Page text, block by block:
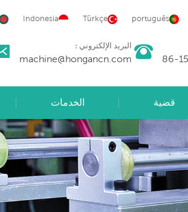
português
Türkçe
Indonesia
البريد الإلكتروني :
machine@hongancn.com
الخدمات قضية